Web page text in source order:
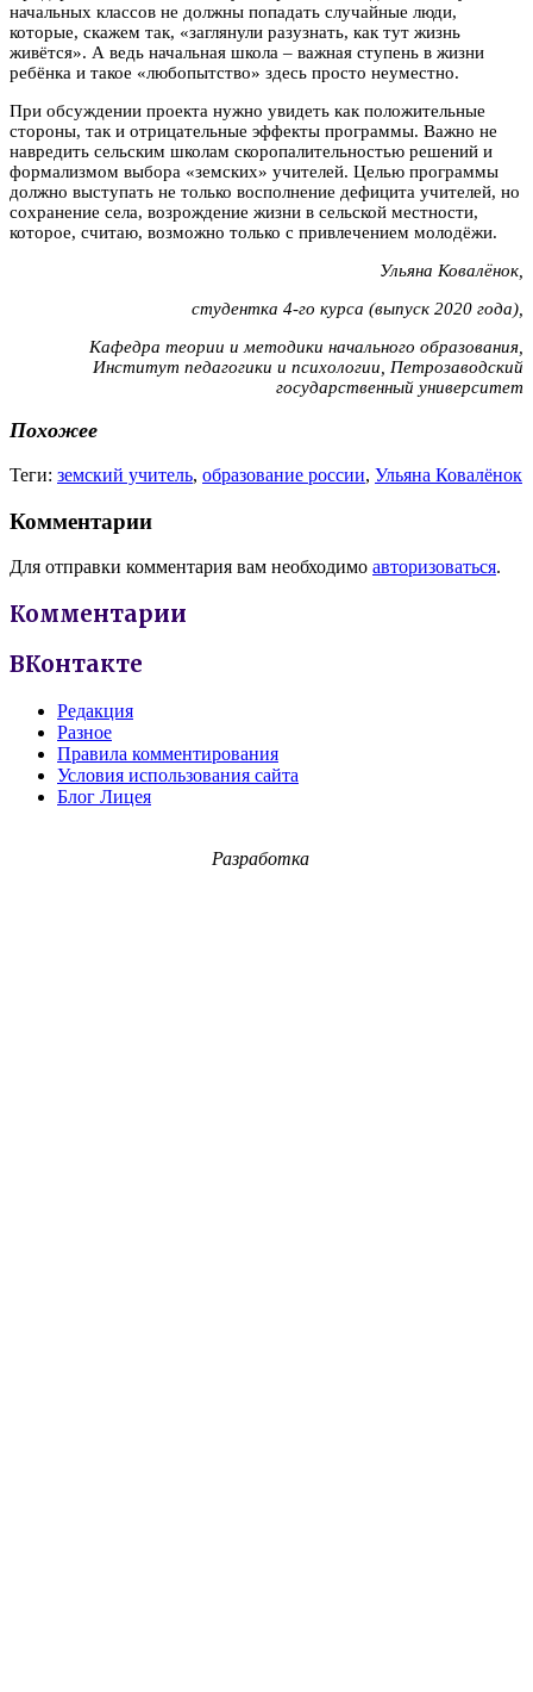
начальных классов не должны попадать случайные люди,
которые, скажем так, «заглянули разузнать, как тут жизнь
живётся». А ведь начальная школа – важная ступень в жизни
ребёнка и такое «любопытство» здесь просто неуместно.
При обсуждении проекта нужно увидеть как положительные
стороны, так и отрицательные эффекты программы. Важно не
навредить сельским школам скоропалительностью решений и
формализмом выбора «земских» учителей. Целью программы
должно выступать не только восполнение дефицита учителей, но
сохранение села, возрождение жизни в сельской местности,
которое, считаю, возможно только с привлечением молодёжи.
Ульяна Ковалёнок,
студентка 4-го курса (выпуск 2020 года),
Кафедра теории и методики начального образования,
Институт педагогики и психологии, Петрозаводский
государственный университет
Похожее
Теги: земский учитель, образование россии, Ульяна Ковалёнок
Комментарии
Для отправки комментария вам необходимо авторизоваться.
Комментарии
ВКонтакте
Редакция
Разное
Правила комментирования
Условия использования сайта
Блог Лицея
Разработка